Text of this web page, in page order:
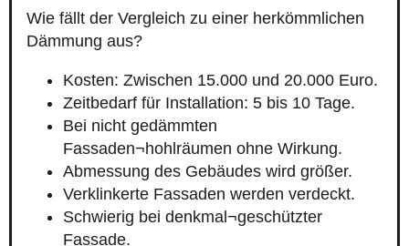
Wie fällt der Vergleich zu einer herkömmlichen
Dämmung aus?
Kosten: Zwischen 15.000 und 20.000 Euro.
Zeitbedarf für Installation: 5 bis 10 Tage.
Bei nicht gedämmten
Fassaden¬hohlräumen ohne Wirkung.
Abmessung des Gebäudes wird größer.
Verklinkerte Fassaden werden verdeckt.
Schwierig bei denkmal¬geschützter
Fassade.